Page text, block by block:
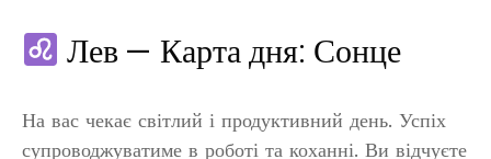
Лев — Карта дня: Сонце
На вас чекає світлий і продуктивний день. Успіх
супроводжуватиме в роботі та коханні. Ви відчуєте